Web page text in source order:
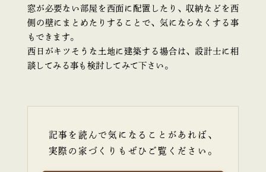
窓が必要ない部屋を西面に配置したり、収納などを西
側の壁にまとめたりすることで、気にならなくする事
もできます。
西日がキツそうな土地に建築する場合は、設計士に相
談してみる事も検討してみて下さい。
記事を読んで気になることがあれば、
実際の家づくりもぜひご覧ください。